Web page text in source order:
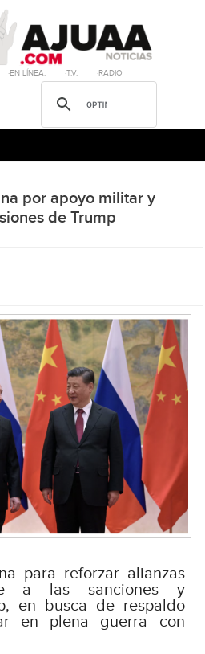
·EN LÍNEA. ·T.V. ·RADIO
por apoyo militar y
de Trump
para reforzar alianzas
a las sanciones y
en busca de respaldo
en plena guerra con